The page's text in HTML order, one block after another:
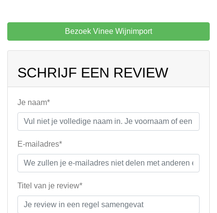
Bezoek Vinee Wijnimport
SCHRIJF EEN REVIEW
Je naam*
E-mailadres*
Titel van je review*